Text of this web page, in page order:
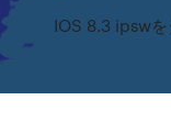
IOS 8.3 ipsw